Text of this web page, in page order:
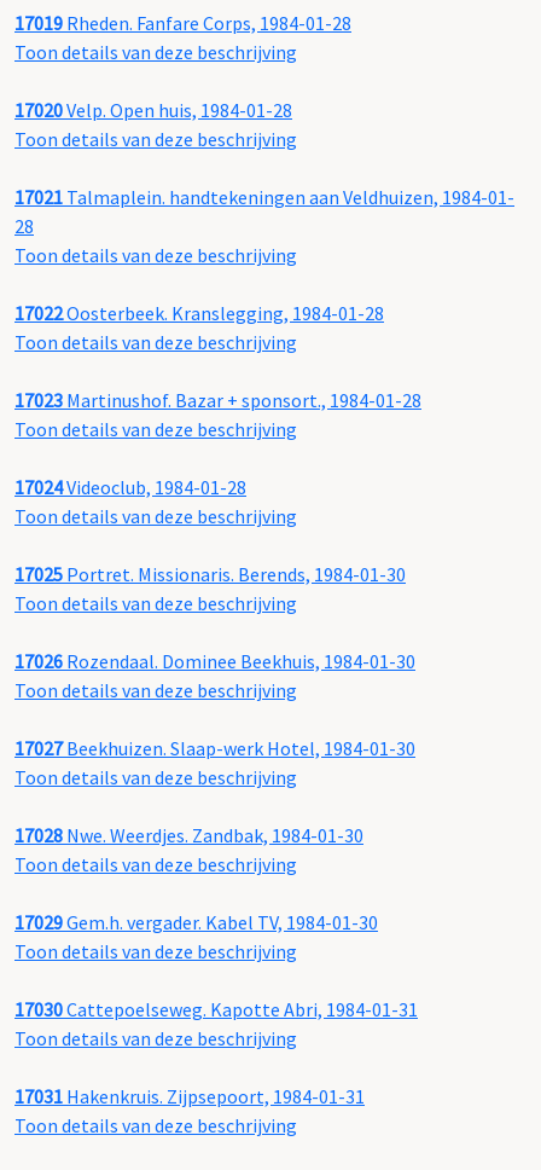
17019 Rheden. Fanfare Corps, 1984-01-28
Toon details van deze beschrijving
17020Velp. Open huis, 1984-01-28
Toon details van deze beschrijving
17021 Talmaplein. handtekeningen aan Veldhuizen, 1984-01-
28
Toon details van deze beschrijving
17022Oosterbeek. Kranslegging, 1984-01-28
Toon details van deze beschrijving
17023 Martinushof. Bazar + sponsort., 1984-01-28
Toon details van deze beschrijving
17024Videoclub, 1984-01-28
Toon details van deze beschrijving
17025 Portret. Missionaris. Berends, 1984-01-30
Toon details van deze beschrijving
17026 Rozendaal. Dominee Beekhuis, 1984-01-30
Toon details van deze beschrijving
17027Beekhuizen. Slaap-werk Hotel, 1984-01-30
Toon details van deze beschrijving
17028 Nwe. Weerdjes. Zandbak, 1984-01-30
Toon details van deze beschrijving
17029Gem.h. vergader. Kabel TV, 1984-01-30
Toon details van deze beschrijving
17030Cattepoelseweg. Kapotte Abri, 1984-01-31
Toon details van deze beschrijving
17031 Hakenkruis. Zijpsepoort, 1984-01-31
Toon details van deze beschrijving